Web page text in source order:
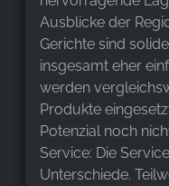
Ausblicke der
Gerichte sind
insgesamt eher
werden
Produkte
Potenzial noch
Service: Die
Unterschiede.